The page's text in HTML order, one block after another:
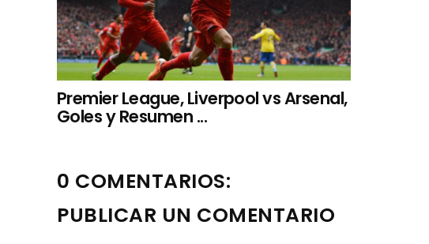
Premier League, Liverpool vs Arsenal,
Goles y Resumen ...
0 COMENTARIOS:
PUBLICAR UN COMENTARIO